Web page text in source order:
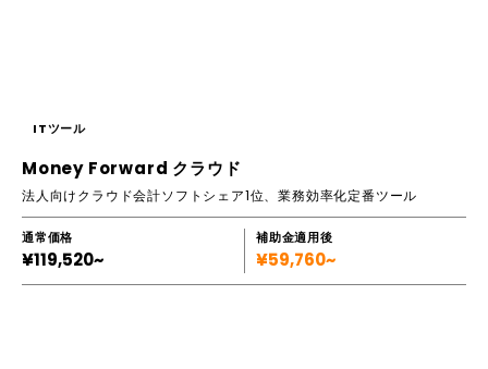
ITツール
Money Forward クラウド
法人向けクラウド会計ソフトシェア1位、業務効率化定番ツール
通常価格
¥119,520~
補助金適用後
¥59,760~